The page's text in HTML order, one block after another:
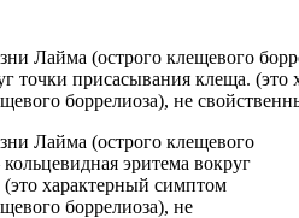
Лайма (острого клещевого
точки присасывания клеща.
боррелиоза), не
Лайма (острого клещевого
эритема вокруг
характерный симптом
боррелиоза), не